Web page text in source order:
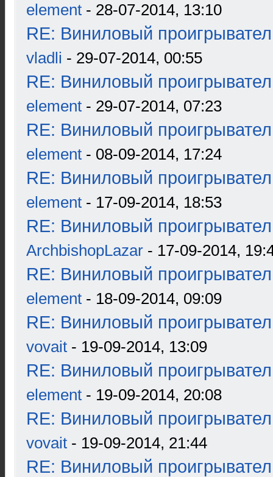
element - 28-07-2014, 13:10
RE: Виниловый
vladli - 29-07-2014, 00:55
RE: Виниловый
element - 29-07-2014, 07:23
RE: Виниловый
element - 08-09-2014, 17:24
RE: Виниловый
element - 17-09-2014, 18:53
RE: Виниловый
ArchbishopLazar - 17-09-2014,
RE: Виниловый
element - 18-09-2014, 09:09
RE: Виниловый
vovait - 19-09-2014, 13:09
RE: Виниловый
element - 19-09-2014, 20:08
RE: Виниловый
vovait - 19-09-2014, 21:44
RE: Виниловый